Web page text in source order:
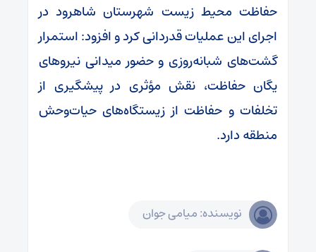
حفاظت محیط زیست شهرستان شاهرود در
اجرای این عملیات قدردانی کرد و افزود: استمرار
گشت‌های شبانه‌روزی و حضور میدانی نیروهای
یگان حفاظت، نقش مؤثری در پیشگیری از
تخلفات و حفاظت از زیستگاه‌های حیات‌وحش
منطقه دارد.
نویسنده: میامی جوان